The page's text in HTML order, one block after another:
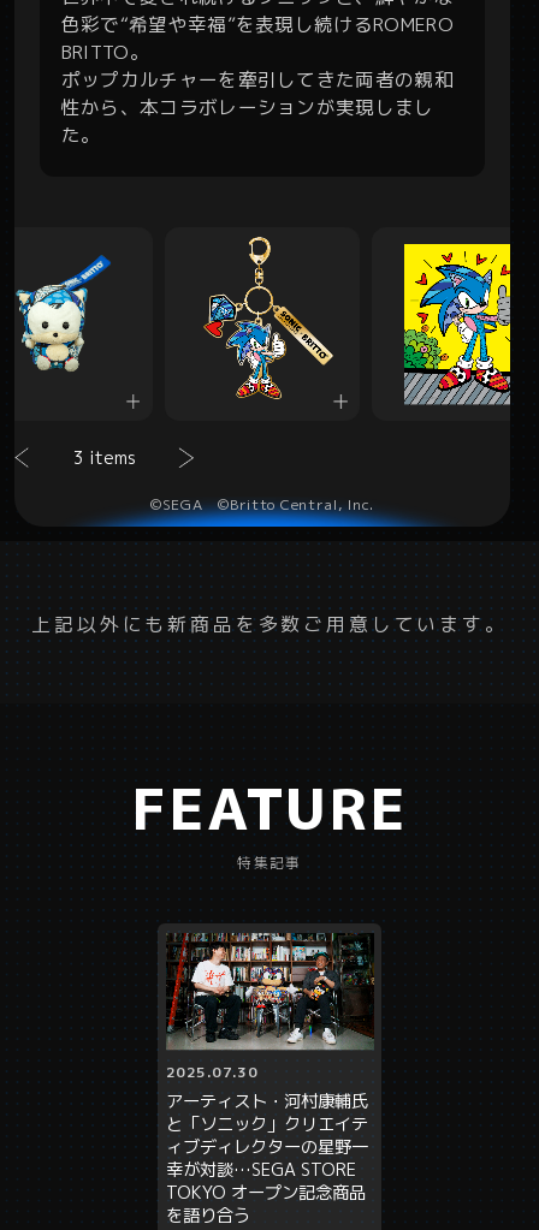
色彩で“希望や幸福”を表現し続けるROMERO
BRITTO。
ポップカルチャーを牽引してきた両者の親和
性から、本コラボレーションが実現しまし
た。
3 items
©SEGA ©Britto Central, Inc.
上記以外にも新商品を多数ご用意しています。
FEATURE
特集記事
2025.07.30
アーティスト・河村康輔氏
と「ソニック」クリエイテ
ィブディレクターの星野一
幸が対談…SEGA STORE
TOKYO オープン記念商品
を語り合う